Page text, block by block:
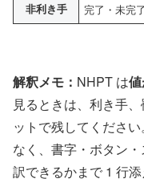
非利き手 完了・未完了
解釈メモ： NHPT は
見るときは、利き手
ットで残してくださ
なく、書字・ボタン
訳できるかまで 1 行